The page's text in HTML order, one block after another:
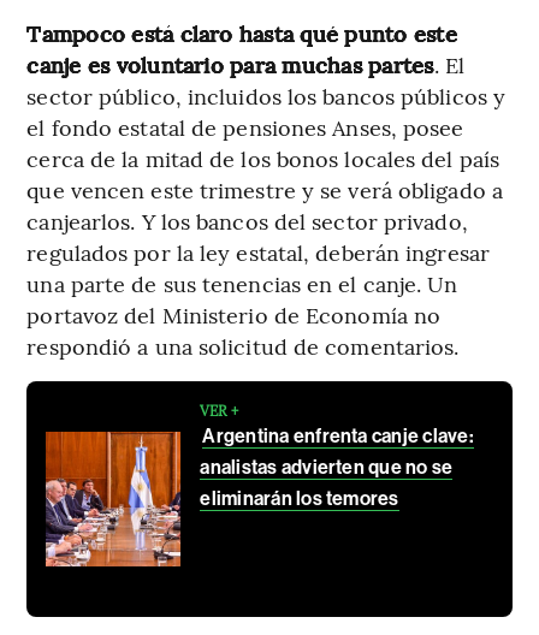
Tampoco está claro hasta qué punto este
canje es voluntario para muchas partes. El
sector público, incluidos los bancos públicos y
el fondo estatal de pensiones Anses, posee
cerca de la mitad de los bonos locales del país
que vencen este trimestre y se verá obligado a
canjearlos. Y los bancos del sector privado,
regulados por la ley estatal, deberán ingresar
una parte de sus tenencias en el canje. Un
portavoz del Ministerio de Economía no
respondió a una solicitud de comentarios.
VER +
Argentina enfrenta canje clave:
analistas advierten que no se
eliminarán los temores